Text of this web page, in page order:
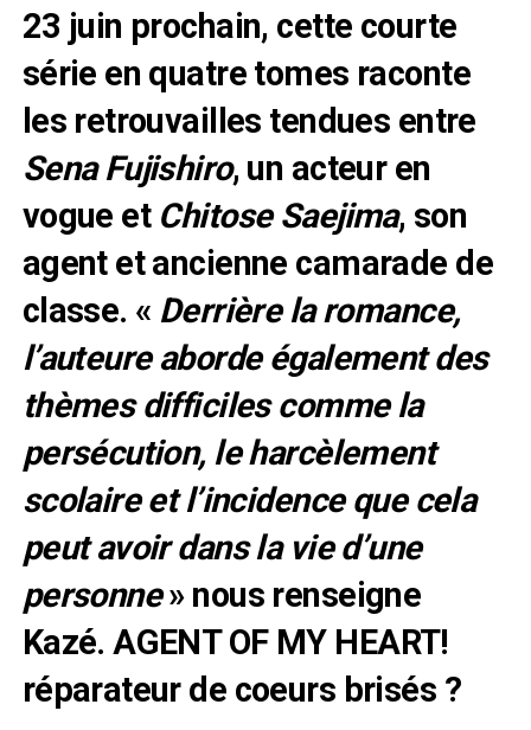
23 juin prochain, cette courte
série en quatre tomes raconte
les retrouvailles tendues entre
Sena Fujishiro, un acteur en
vogue et Chitose Saejima, son
agent et ancienne camarade de
classe. « Derrière la romance,
l’auteure aborde également des
thèmes difficiles comme la
persécution, le harcèlement
scolaire et l’incidence que cela
peut avoir dans la vie d’une
personne» nous renseigne
Kazé. AGENT OF MY HEART!
réparateur de coeurs brisés ?